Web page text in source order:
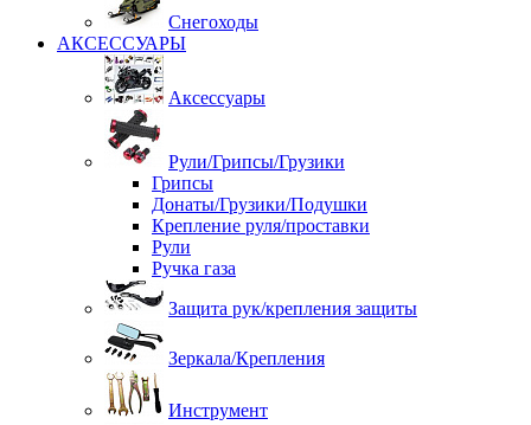
Снегоходы
АКСЕССУАРЫ
Аксессуары
Рули/Грипсы/Грузики
Грипсы
Донаты/Грузики/Подушки
Крепление руля/проставки
Рули
Ручка газа
Защита рук/крепления защиты
Зеркала/Крепления
Инструмент